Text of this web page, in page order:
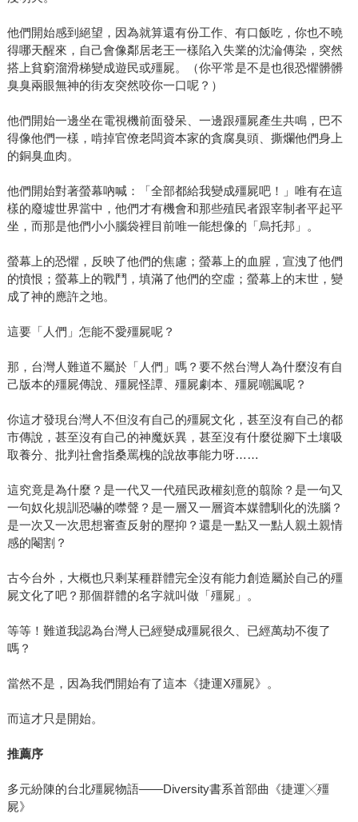
他們開始感到絕望，因為就算還有份工作、有口飯吃，你也不曉
得哪天醒來，自己會像鄰居老王一樣陷入失業的沈淪傳染，突然
搭上貧窮溜滑梯變成遊民或殭屍。（你平常是不是也很恐懼髒髒
臭臭兩眼無神的街友突然咬你一口呢？）
他們開始一邊坐在電視機前面發呆、一邊跟殭屍產生共鳴，巴不
得像他們一樣，啃掉官僚老闆資本家的貪腐臭頭、撕爛他們身上
的銅臭血肉。
他們開始對著螢幕吶喊：「全部都給我變成殭屍吧！」唯有在這
樣的廢墟世界當中，他們才有機會和那些殖民者跟宰制者平起平
坐，而那是他們小小腦袋裡目前唯一能想像的「烏托邦」。
螢幕上的恐懼，反映了他們的焦慮；螢幕上的血腥，宣洩了他們
的憤恨；螢幕上的戰鬥，填滿了他們的空虛；螢幕上的末世，變
成了神的應許之地。
這要「人們」怎能不愛殭屍呢？
那，台灣人難道不屬於「人們」嗎？要不然台灣人為什麼沒有自
己版本的殭屍傳說、殭屍怪譚、殭屍劇本、殭屍嘲諷呢？
你這才發現台灣人不但沒有自己的殭屍文化，甚至沒有自己的都
市傳說，甚至沒有自己的神魔妖異，甚至沒有什麼從腳下土壤吸
取養分、批判社會指桑罵槐的說故事能力呀……
這究竟是為什麼？是一代又一代殖民政權刻意的翦除？是一句又
一句奴化規訓恐嚇的噤聲？是一層又一層資本媒體馴化的洗腦？
是一次又一次思想審查反射的壓抑？還是一點又一點人親土親情
感的閹割？
古今台外，大概也只剩某種群體完全沒有能力創造屬於自己的殭
屍文化了吧？那個群體的名字就叫做「殭屍」。
等等！難道我認為台灣人已經變成殭屍很久、已經萬劫不復了
嗎？
當然不是，因為我們開始有了這本《捷運X殭屍》。
而這才只是開始。
推薦序
多元紛陳的台北殭屍物語——Diversity書系首部曲《捷運╳殭
屍》